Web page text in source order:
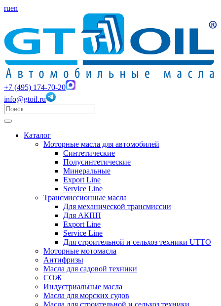
ruen
+7 (495) 174-70-20
info@gtoil.ru
Каталог
Моторные масла для автомобилей
Синтетические
Полусинтетические
Минеральные
Export Line
Service Line
Трансмиссионные масла
Для механической трансмиссии
Для АКПП
Export Line
Service Line
Для строительной и сельхоз техники UTTO
Моторные мотомасла
Антифризы
Масла для садовой техники
СОЖ
Индустриальные масла
Масла для морских судов
Масла для строительной и сельхоз техники